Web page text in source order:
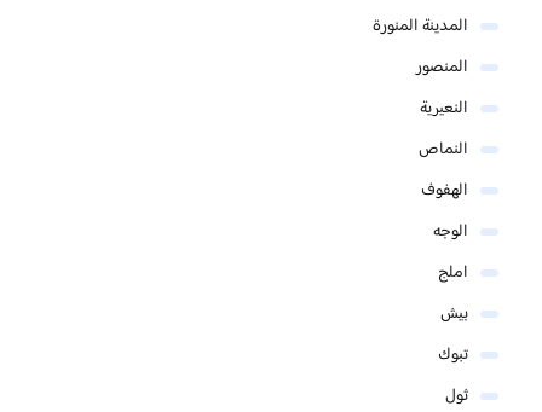
المدينة المنورة
المنصور
النعيرية
النماص
الهفوف
الوجه
املج
بيش
تبوك
ثول